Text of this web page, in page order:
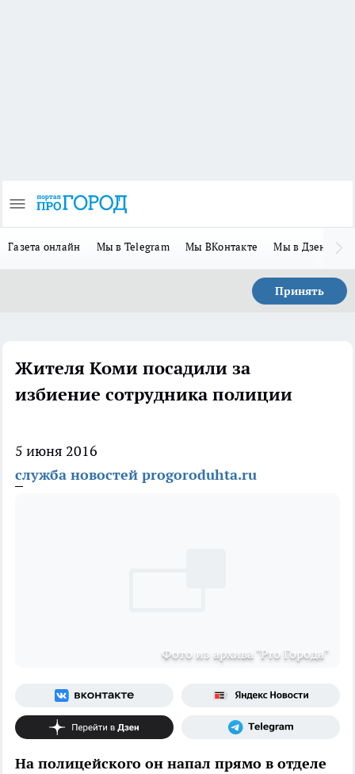
Газета онлайн Мы в Telegram Мы ВКонтакте Мы в Дзене
Принять
Жителя Коми посадили за
избиение сотрудника полиции
5 июня 2016
служба новостей progoroduhta.ru
Фото из архива "Pro Города"
На полицейского он напал прямо в отделе